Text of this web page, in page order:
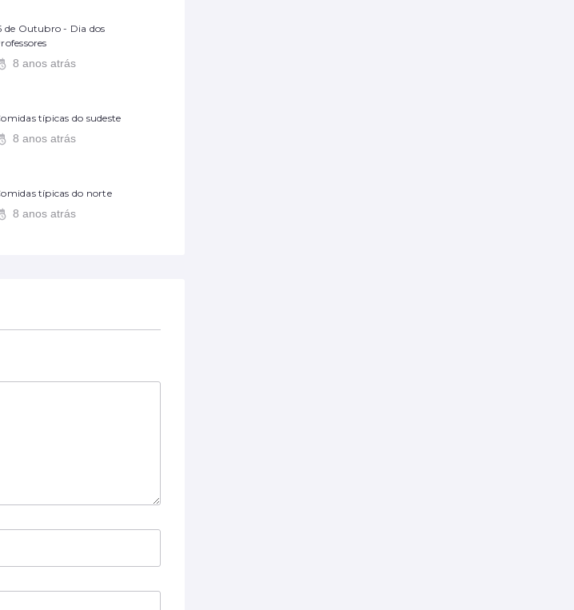
de Outubro - Dia dos
8 anos atrás
típicas do sudeste
8 anos atrás
típicas do norte
8 anos atrás